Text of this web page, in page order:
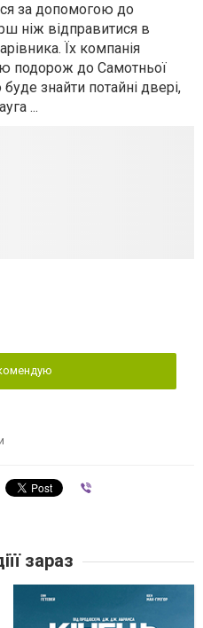
за допомогою до
ніж відправитися в
Їх компанія
подорож до Самотньої
знайти потайні двері,
...
зараз